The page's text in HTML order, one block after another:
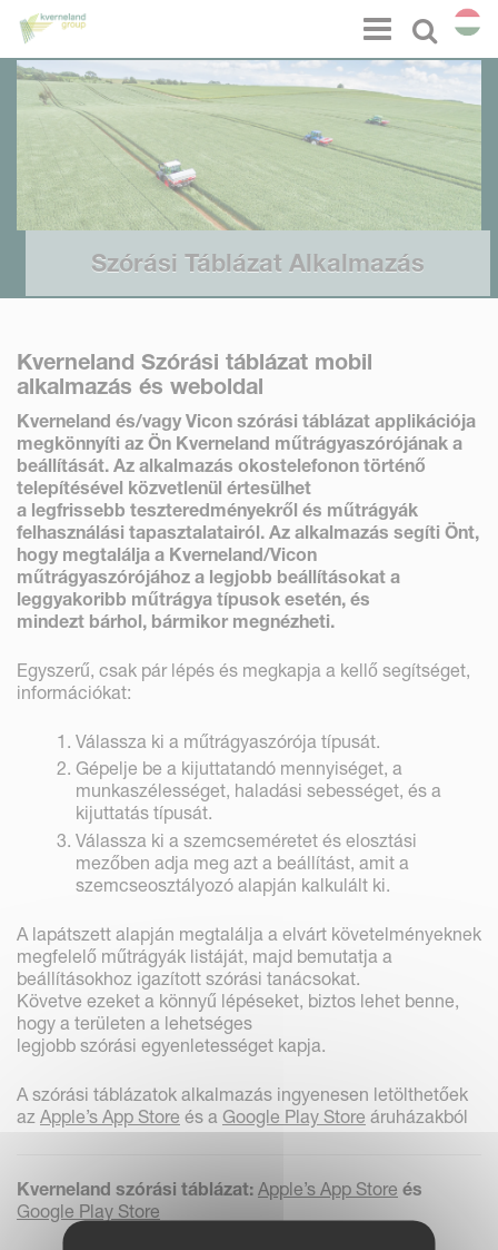
Select
Menu
Szórási Táblázat Alkalmazás
Kverneland Szórási táblázat mobil
alkalmazás és weboldal
Kverneland és/vagy Vicon szórási táblázat applikációja
megkönnyíti az Ön Kverneland műtrágyaszórójának a
beállítását. Az alkalmazás okostelefonon történő
telepítésével közvetlenül értesülhet
a legfrissebb teszteredményekről és műtrágyák
felhasználási tapasztalatairól. Az alkalmazás segíti Önt,
hogy megtalálja a Kverneland/Vicon
műtrágyaszórójához a legjobb beállításokat a
leggyakoribb műtrágya típusok esetén, és
mindezt bárhol, bármikor megnézheti.
Egyszerű, csak pár lépés és megkapja a kellő segítséget,
információkat:
Válassza ki a műtrágyaszórója típusát.
Gépelje be a kijuttatandó mennyiséget, a
munkaszélességet, haladási sebességet, és a
kijuttatás típusát.
Válassza ki a szemcseméretet és elosztási
mezőben adja meg azt a beállítást, amit a
szemcseosztályozó alapján kalkulált ki.
A lapátszett alapján megtalálja a elvárt követelményeknek
megfelelő műtrágyák listáját, majd bemutatja a
beállításokhoz igazított szórási tanácsokat.
Követve ezeket a könnyű lépéseket, biztos lehet benne,
hogy a területen a lehetséges
legjobb szórási egyenletességet kapja.
A szórási táblázatok alkalmazás ingyenesen letölthetőek
az Apple’s App Store és a Google Play Store áruházakból
Kverneland szórási táblázat: Apple’s App Store és
Google Play Store
Süti preferenciák